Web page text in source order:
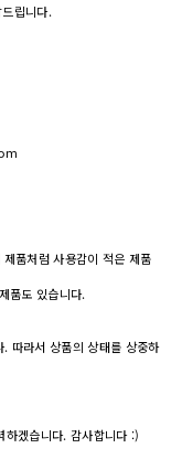
립니다.
품처럼 사용감이 적은 제품
품도 있습니다.
따라서 상품의 상태를 상중하
하겠습니다. 감사합니다 :)